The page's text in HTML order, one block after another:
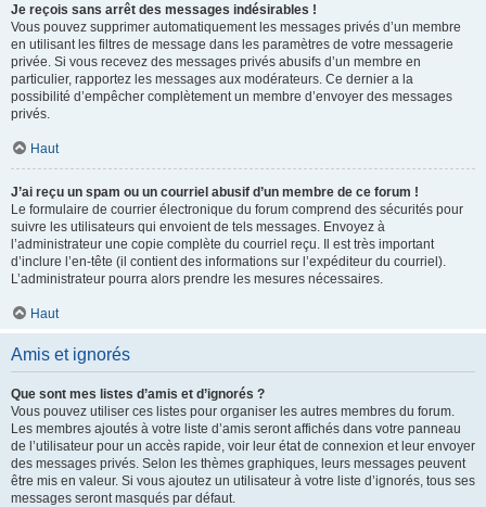
Je reçois sans arrêt des messages indésirables !
Vous pouvez supprimer automatiquement les messages privés d’un membre
en utilisant les filtres de message dans les paramètres de votre messagerie
privée. Si vous recevez des messages privés abusifs d’un membre en
particulier, rapportez les messages aux modérateurs. Ce dernier a la
possibilité d’empêcher complètement un membre d’envoyer des messages
privés.
Haut
J’ai reçu un spam ou un courriel abusif d’un membre de ce forum !
Le formulaire de courrier électronique du forum comprend des sécurités pour
suivre les utilisateurs qui envoient de tels messages. Envoyez à
l’administrateur une copie complète du courriel reçu. Il est très important
d’inclure l’en-tête (il contient des informations sur l’expéditeur du courriel).
L’administrateur pourra alors prendre les mesures nécessaires.
Haut
Amis et ignorés
Que sont mes listes d’amis et d’ignorés ?
Vous pouvez utiliser ces listes pour organiser les autres membres du forum.
Les membres ajoutés à votre liste d’amis seront affichés dans votre panneau
de l’utilisateur pour un accès rapide, voir leur état de connexion et leur envoyer
des messages privés. Selon les thèmes graphiques, leurs messages peuvent
être mis en valeur. Si vous ajoutez un utilisateur à votre liste d’ignorés, tous ses
messages seront masqués par défaut.